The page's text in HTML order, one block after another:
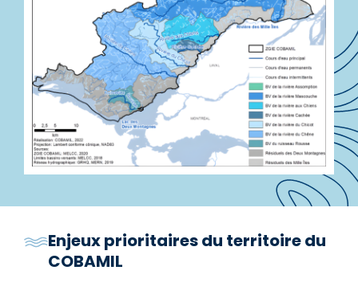
Enjeux prioritaires du territoire du
COBAMIL